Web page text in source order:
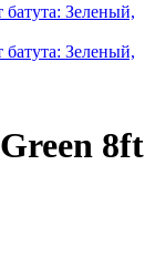
8ft